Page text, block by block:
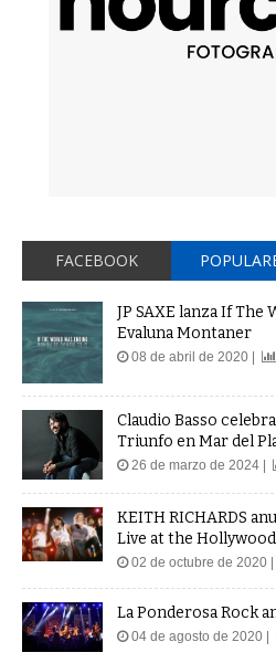
FACEBOOK
JP SAXE lanza If The
Evaluna Montaner
08 de abril de 2020 |
Claudio Basso
Triunfo en Mar del
26 de marzo de 2024 |
KEITH RICHARDS
Live at the
02 de octubre de 2020 |
La Ponderosa Rock
04 de agosto de 2020 |